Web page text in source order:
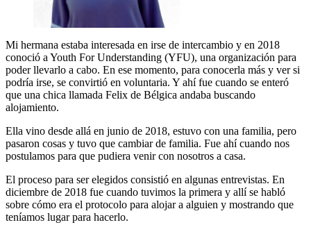
Mi hermana estaba interesada en irse de intercambio y en 2018
conoció a Youth For Understanding (YFU), una organización para
poder llevarlo a cabo. En ese momento, para conocerla más y ver si
podría irse, se convirtió en voluntaria. Y ahí fue cuando se enteró
que una chica llamada Felix de Bélgica andaba buscando
alojamiento.
Ella vino desde allá en junio de 2018, estuvo con una familia, pero
pasaron cosas y tuvo que cambiar de familia. Fue ahí cuando nos
postulamos para que pudiera venir con nosotros a casa.
El proceso para ser elegidos consistió en algunas entrevistas. En
diciembre de 2018 fue cuando tuvimos la primera y allí se habló
sobre cómo era el protocolo para alojar a alguien y mostrando que
teníamos lugar para hacerlo.